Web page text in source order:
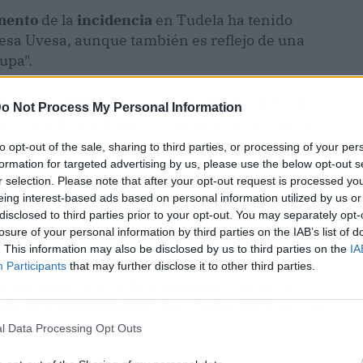
Not Process My Personal Information
opt-out of the sale, sharing to third parties, or processing of your
for targeted advertising by us, please use the below opt-out
selection. Please note that after your opt-out request is processed
interest-based ads based on personal information utilized by us
to third parties prior to your opt-out. You may separately
of your personal information by third parties on the IAB’s list of
This information may also be disclosed by us to third parties on the
Participants that may further disclose it to other third parties.
Data Processing Opt Outs
de la incidencia en Tudela ha tenido
Uvesa, aunque también es reflejo de una
de loscasosse están produciendo en entornos
por lo que tenemos que insistir en que se
en estos contextos".
se han producido entre personas de 15 y 54
los mayores de 65 años. Los menores de 15
de 160 casos en Navarra "queda todavía muy
de la onda epidémica, que estuvo
100.00habitantes", pero ha insistido en que